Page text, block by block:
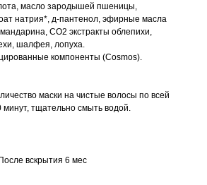
масло зародышей пшеницы,
натрия*, д-пантенол, эфирные масла
СО2 экстракты облепихи,
шалфея, лопуха.
компоненты (Cosmos).
маски на чистые волосы по всей
минут, тщательно смыть водой.
вскрытия 6 мес